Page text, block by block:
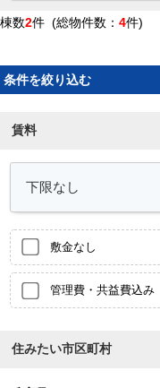
棟数2件 (総物件数： 4件)
条件を絞り込む
賃料
敷金なし
管理費・共益費込み
住みたい市区町村